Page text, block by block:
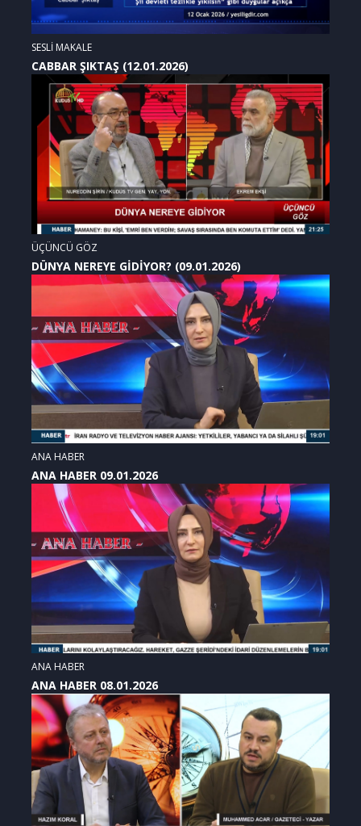
SESLİ MAKALE
CABBAR ŞIKTAŞ (12.01.2026)
ÜÇÜNCÜ GÖZ
DÜNYA NEREYE GİDİYOR? (09.01.2026)
ANA HABER
ANA HABER 09.01.2026
ANA HABER
ANA HABER 08.01.2026